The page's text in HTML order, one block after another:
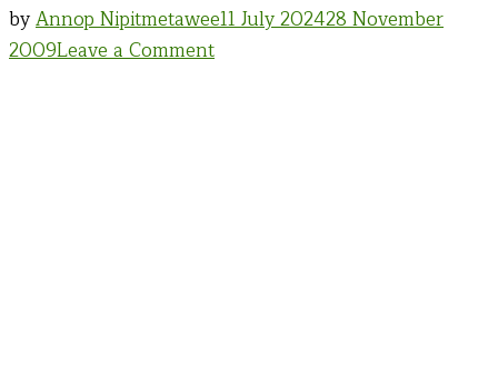
byAnnop Nipitmetawee11 July 202428 November
2009Leave a Commenton